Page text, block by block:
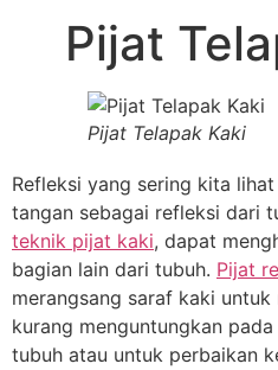
Pijat
Pijat Telapak Kaki
Refleksi yang sering kita
tangan sebagai refleksi dari
teknik pijat kaki, dapat
bagian lain dari tubuh. Pijat
merangsang saraf kaki
kurang menguntungkan
tubuh atau untuk perbaikan